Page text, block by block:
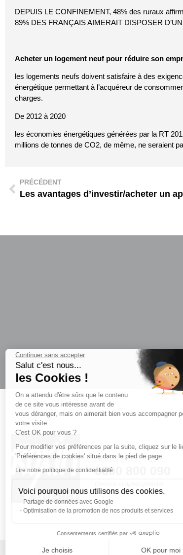
DEPUIS LE CONFINEMENT, 48% des ruraux
89% DES FRANÇAIS AIMERAIT DISPOSER
Acheter un logement neuf pour réduire son
les logements neufs doivent satisfaire à des
énergétique permettant à l’acquéreur de
charges.
De 2012 à 2020
les économies énergétiques générées par la RT
millions de tonnes de CO2, de même, ne seraient
PRÉCÉDENT
Les avantages d’investir/acheter un
NOUS JOINDRE :
0800 800 090
Continuer sans accepter
Salut c'est nous...
les Cookies !
On a attendu d'être sûrs que le contenu
de ce site vous intéresse avant de
vous déranger, mais on aimerait bien vous accompagner
votre visite...
C'est OK pour vous ?
Pour modifier vos préférences par la suite, cliquez sur le
'Préférences de cookies' situé dans le pied de page.
Lire notre politique de confidentialité
Voici pourquoi nous utilisons des cookies.
Partage de données avec Google
Optimisation de la promotion de nos produits et services
Consentements certifiés par
Je choisis OK pour moi